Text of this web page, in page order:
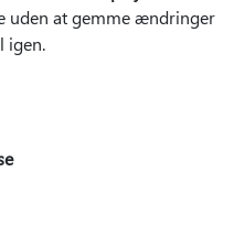
uden at gemme ændringer
igen.